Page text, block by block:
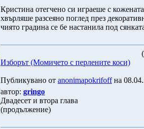
Кристина отегчено си играеше с
хвърляше разсеяно поглед през
чиято градина се бе настанила под
Изборът (Момичето с перлените коси)
Публикувано от anonimapokrifoffна
автор: gringo
Двадесет и втора глава
(продължение)